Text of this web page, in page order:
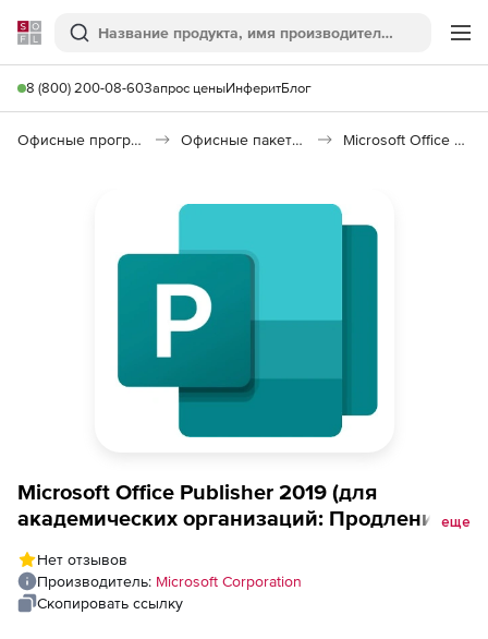
Softline
Поиск
8 (800) 200-08-60Запрос ценыИнферитБлог
Офисные программы Офисные пакеты Microsoft Office Microsoft Office Publisher 2021
Microsoft Office Publisher 2019 (для
академических организаций: Продление
AqY3 Additional Product
еще
Нет отзывов
Производитель: Microsoft Corporation
Скопировать ссылку